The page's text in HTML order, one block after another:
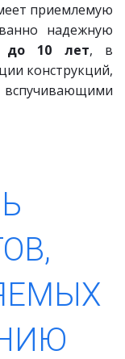
приемлемую
надежную
до 10 лет, в
конструкций,